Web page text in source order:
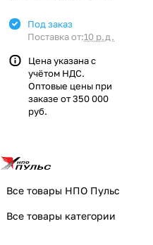
Под заказ
Поставка от:10 р.д.
Цена указана с
учётом НДС.
Оптовые цены при
заказе от 350 000
руб.
Все товары НПО Пульс
Все товары категории